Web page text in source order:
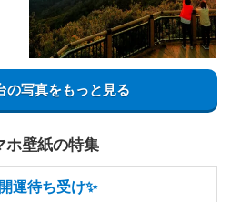
の写真をもっと見る
ホ壁紙の特集
運待ち受け✨